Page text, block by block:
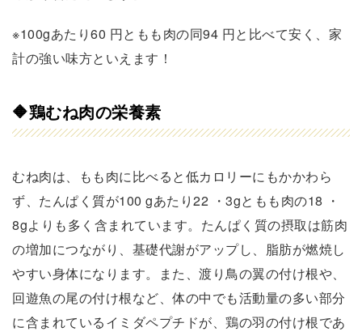
※100gあたり60 円ともも肉の同94 円と比べて安く、家
計の強い味方といえます！
🔶鶏むね肉の栄養素
むね肉は、もも肉に比べると低カロリーにもかかわら
ず、たんぱく質が100 gあたり22 ・3gともも肉の18 ・
8gよりも多く含まれています。たんぱく質の摂取は筋肉
の増加につながり、基礎代謝がアップし、脂肪が燃焼し
やすい身体になります。また、渡り鳥の翼の付け根や、
回遊魚の尾の付け根など、体の中でも活動量の多い部分
に含まれているイミダペプチドが、鶏の羽の付け根であ